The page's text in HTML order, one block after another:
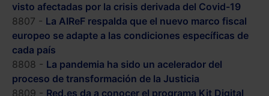
visto afectadas por la crisis derivada del Covid-19
8807 - La AIReF respalda que el nuevo marco fiscal
europeo se adapte a las condiciones específicas de
cada país
8808 - La pandemia ha sido un acelerador del
proceso de transformación de la Justicia
8809 - Red.es da a conocer el programa Kit Digital